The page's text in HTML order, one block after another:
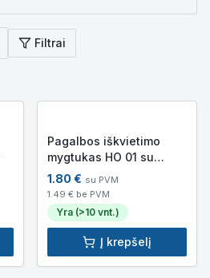
Filtrai
Pagalbos iškvietimo
mygtukas HO 01 su
atmintimi
1.80 € su PVM
1.49 € be PVM
Yra (>10 vnt.)
Į krepšelį